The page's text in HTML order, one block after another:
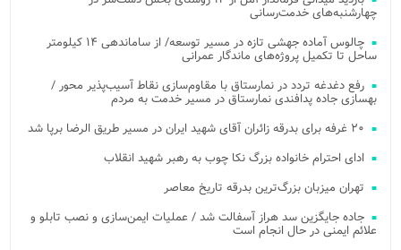
چهارشنبه‌های خدمت‌رسانی
چالوس آماده جهشی تازه در مسیر توسعه/ از ساماندهی ۱۴ کیلومتر
ساحل تا تکمیل پروژه‌های ماندگار عمرانی
رفع دغدغه تردد در نمارستاق با مقاوم‌سازی نقاط آسیب‌پذیر محور /
بهسازی جاده پدافندی نمارستاق در مسیر خدمت به مردم
۲۰ غرفه برای بدرقه زائران آقای شهید ایران در مسیر طریق الرضا برپا شد
ادای احترام خانواده بزرگ نکا چوب به رهبر شهید انقلاب
تهران میزبان بزرگ‌ترین بدرقه تاریخ معاصر
جاده جایگزین سد هراز آسفالت شد / عملیات ایمن‌سازی و نصب تابلو و
علائم ایمنی در حال انجام است